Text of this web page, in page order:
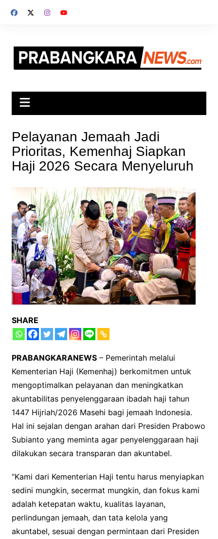
Pelayanan Jemaah Jadi
Prioritas, Kemenhaj Siapkan
Haji 2026 Secara Menyeluruh
SHARE
PRABANGKARANEWS– Pemerintah melalui
Kementerian Haji (Kemenhaj) berkomitmen untuk
mengoptimalkan pelayanan dan meningkatkan
akuntabilitas penyelenggaraan ibadah haji tahun
1447 Hijriah/2026 Masehi bagi jemaah Indonesia.
Hal ini sejalan dengan arahan dari Presiden Prabowo
Subianto yang meminta agar penyelenggaraan haji
dilakukan secara transparan dan akuntabel.
“Kami dari Kementerian Haji tentu harus menyiapkan
sedini mungkin, secermat mungkin, dan fokus kami
adalah ketepatan waktu, kualitas layanan,
perlindungan jemaah, dan tata kelola yang
akuntabel, sesuai dengan permintaan dari Presiden